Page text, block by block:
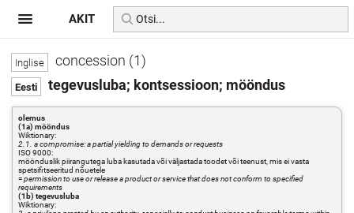
concession (1)
tegevusluba; kontsessioon; mööndus
olemus
(1a) mööndus
Wiktionary:
2.1. a compromise: a partial yielding to demands or requests
ISO 9000:
möönduslik piirangutega luba kasutada või väljastada toodet või teenust, mis ei vasta
spetsifitseeritud nõuetele
=permission to use or release a product or service that does not conform to specified
requirements
(1b) tegevusluba
Wiktionary:
AKIT